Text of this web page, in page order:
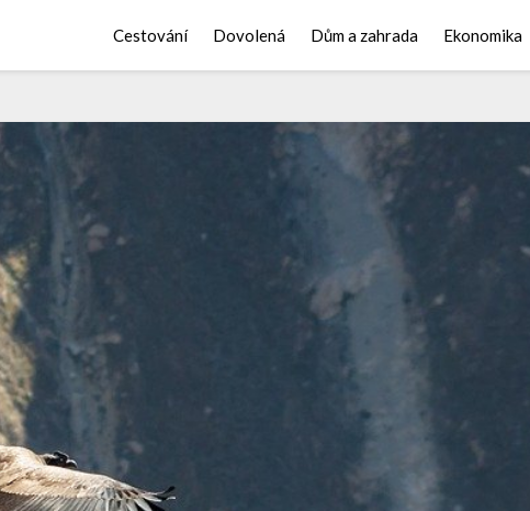
Cestování Dovolená Dům a zahrada Ekonomika